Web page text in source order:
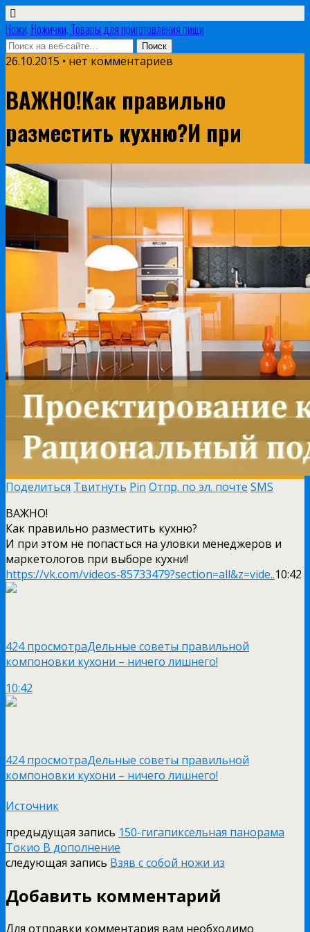
Ножи, Ножички, Товары для приготовления пищи
26.10.2015 • нет комментариев
ВАЖНО!Как правильно
разместить кухню?И при
Поделиться Твитнуть Pin Отпр. по эл. почте SMS
ВАЖНО!
Как правильно разместить кухню?
И при этом не попасться на уловки менеджеров и
маркетологов при выборе кухни!
https://vk.com/videos-85733479?section=all&z=vide..10:42
424 просмотраДельные советы правильной
компоновки кухони – ничего лишнего!
10:42
424 просмотраДельные советы правильной
компоновки кухони – ничего лишнего!
Источник
предыдущая запись 150-гигапиксельная панорама
Токио В дополнение
следующая запись Взяв с собой ножи из
Добавить комментарий
Для отправки комментария вам необходимо